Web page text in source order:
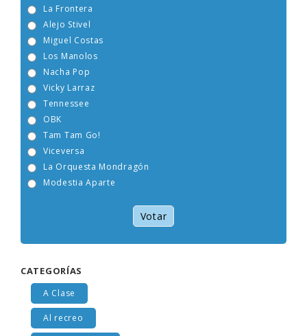
La Frontera
Alejo Stivel
Miguel Costas
Los Manolos
Nacha Pop
Vicky Larraz
Tennessee
OBK
Tam Tam Go!
Viceversa
La Orquesta Mondragón
Modestia Aparte
Votar
CATEGORÍAS
A Clase
Al recreo